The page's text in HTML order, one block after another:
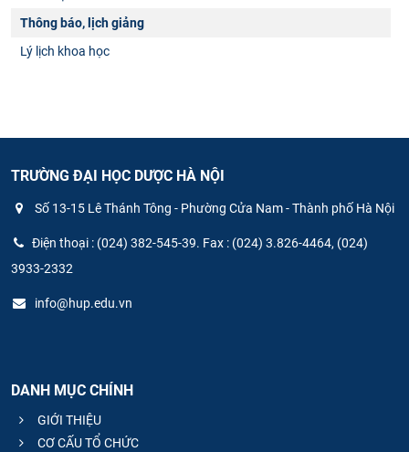
Thông báo, lịch giảng
Lý lịch khoa học
TRƯỜNG ĐẠI HỌC DƯỢC HÀ NỘI
Số 13-15 Lê Thánh Tông - Phường Cửa Nam - Thành phố Hà Nội
Điện thoại : (024) 382-545-39. Fax : (024) 3.826-4464, (024)
3933-2332
info@hup.edu.vn
DANH MỤC CHÍNH
GIỚI THIỆU
CƠ CẤU TỔ CHỨC